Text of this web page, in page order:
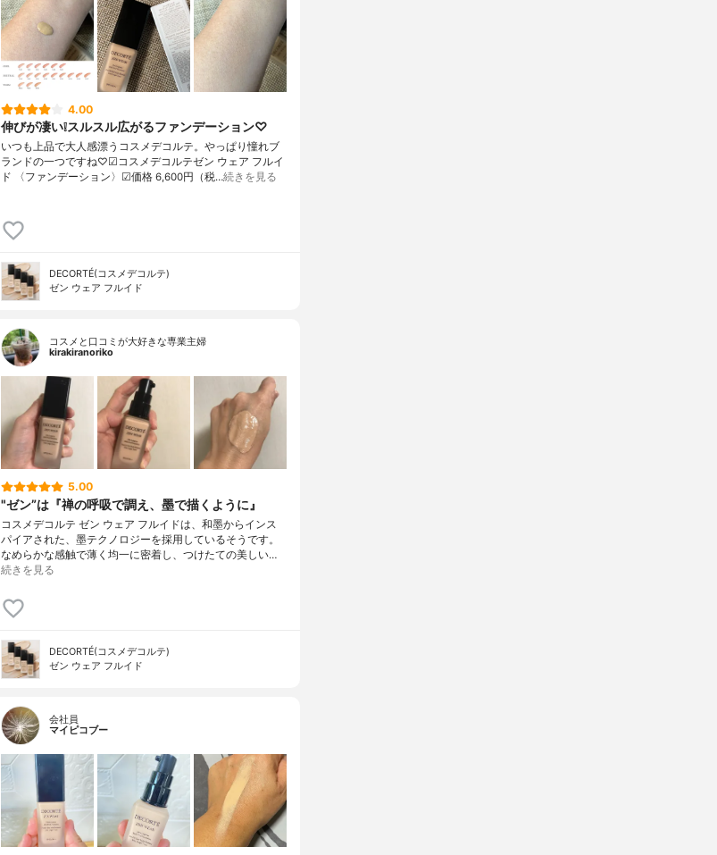
4.00
伸びが凄い❕スルスル広がるファンデーション♡
いつも上品で大人感漂うコスメデコルテ。やっぱり憧れブ
ランドの一つですね♡☑︎コスメデコルテゼン ウェア フルイ
ド 〈ファンデーション〉☑︎価格 6,600円（税…続きを見る
DECORTÉ(コスメデコルテ)
ゼン ウェア フルイド
コスメと口コミが大好きな専業主婦
kirakiranoriko
5.00
"ゼン”は『禅の呼吸で調え、墨で描くように』
コスメデコルテ ゼン ウェア フルイドは、和墨からインス
パイアされた、墨テクノロジーを採用しているそうです。
なめらかな感触で薄く均一に密着し、つけたての美しい…
続きを見る
DECORTÉ(コスメデコルテ)
ゼン ウェア フルイド
会社員
マイピコブー